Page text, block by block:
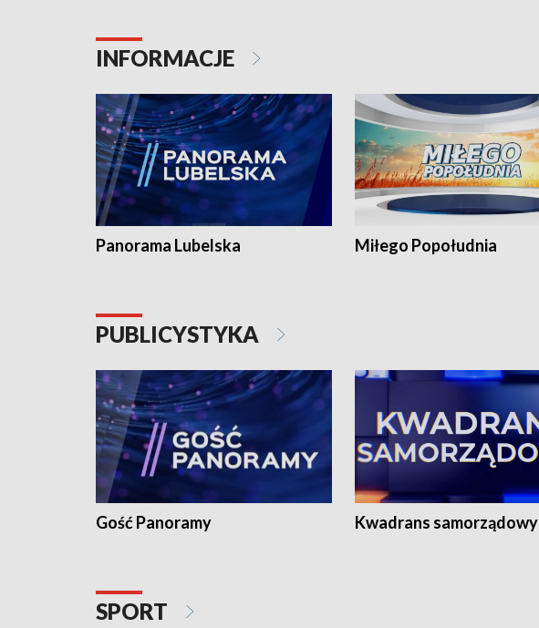
INFORMACJE
Panorama Lubelska Miłego Popołudnia
PUBLICYSTYKA
Gość Panoramy Kwadrans samorządowy
SPORT